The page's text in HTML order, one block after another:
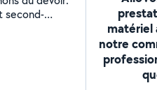
second-
pierre,
matériel
notre